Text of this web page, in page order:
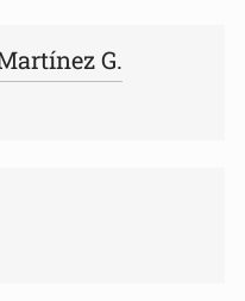
G.